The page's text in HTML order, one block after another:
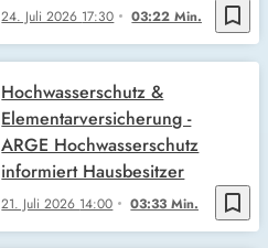
bookmark_border
24. Juli 2026 17:30 03:22 Min.
bookmark_border
21. Juli 2026 14:00 03:33 Min.
Hochwasserschutz &
Elementarversicherung -
ARGE Hochwasserschutz
informiert Hausbesitzer